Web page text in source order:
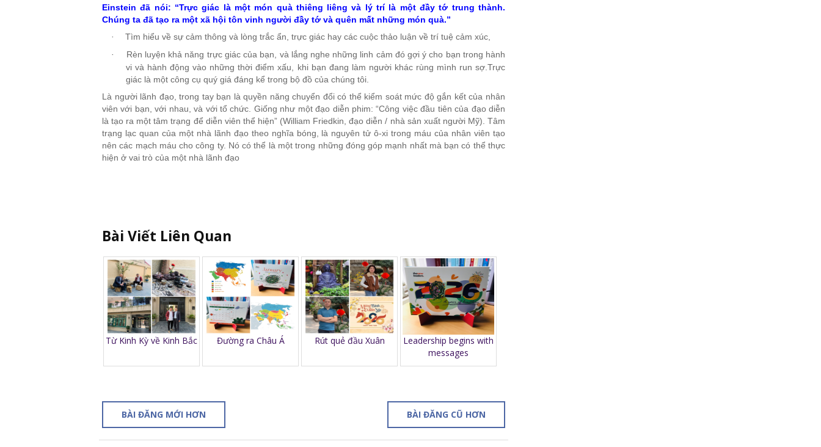
Einstein đã nói: “Trực giác là một món quà thiêng liêng và lý trí là một đầy tớ trung thành.
Chúng ta đã tạo ra một xã hội tôn vinh người đầy tớ và quên mất những món quà.”
· Tìm hiểu về sự cảm thông và lòng trắc ẩn, trực giác hay các cuộc thảo luận về trí tuệ cảm xúc,
·
Rèn luyện khả năng trực giác của bạn, và lắng nghe những linh cảm đó gợi ý cho bạn trong hành
vi và hành động vào những thời điểm xấu, khi bạn đang làm người khác rùng mình run sợ.Trực
giác là một công cụ quý giá đáng kể trong bộ đồ của chúng tôi.
Là người lãnh đạo, trong tay bạn là quyền năng chuyển đổi có thể kiểm soát mức độ gắn kết của nhân
viên với bạn, với nhau, và với tổ chức. Giống như một đạo diễn phim: “Công việc đầu tiên của đạo diễn
là tạo ra một tâm trạng để diễn viên thể hiện” (William Friedkin, đạo diễn / nhà sản xuất người Mỹ). Tâm
trạng lạc quan của một nhà lãnh đạo theo nghĩa bóng, là nguyên tử ô-xi trong máu của nhân viên tạo
nên các mạch máu cho công ty. Nó có thể là một trong những đóng góp mạnh nhất mà bạn có thể thực
hiện ở vai trò của một nhà lãnh đạo
Bài Viết Liên Quan
Từ Kinh Kỳ về Kinh Bắc Đường ra Châu Á Rút quẻ đầu Xuân
Leadership begins with
messages
BÀI ĐĂNG MỚI HƠN BÀI ĐĂNG CŨ HƠN